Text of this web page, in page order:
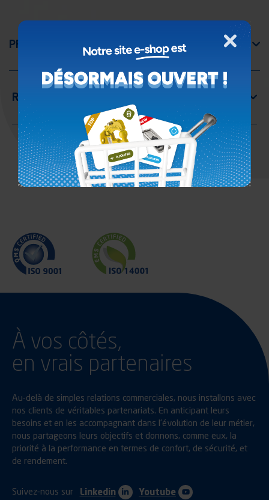
À vos côtés,
en vrais partenaires
Au-delà de simples relations commerciales, nous installons avec
nos clients de véritables partenariats. En anticipant leurs
besoins et en les accompagnant dans l’évolution de leur métier,
nous partageons leurs objectifs et donnons, comme eux, la
priorité à la performance en termes de confort, de sécurité, et
de rendement.
Suivez-nous sur Linkedin Youtube
Fermer